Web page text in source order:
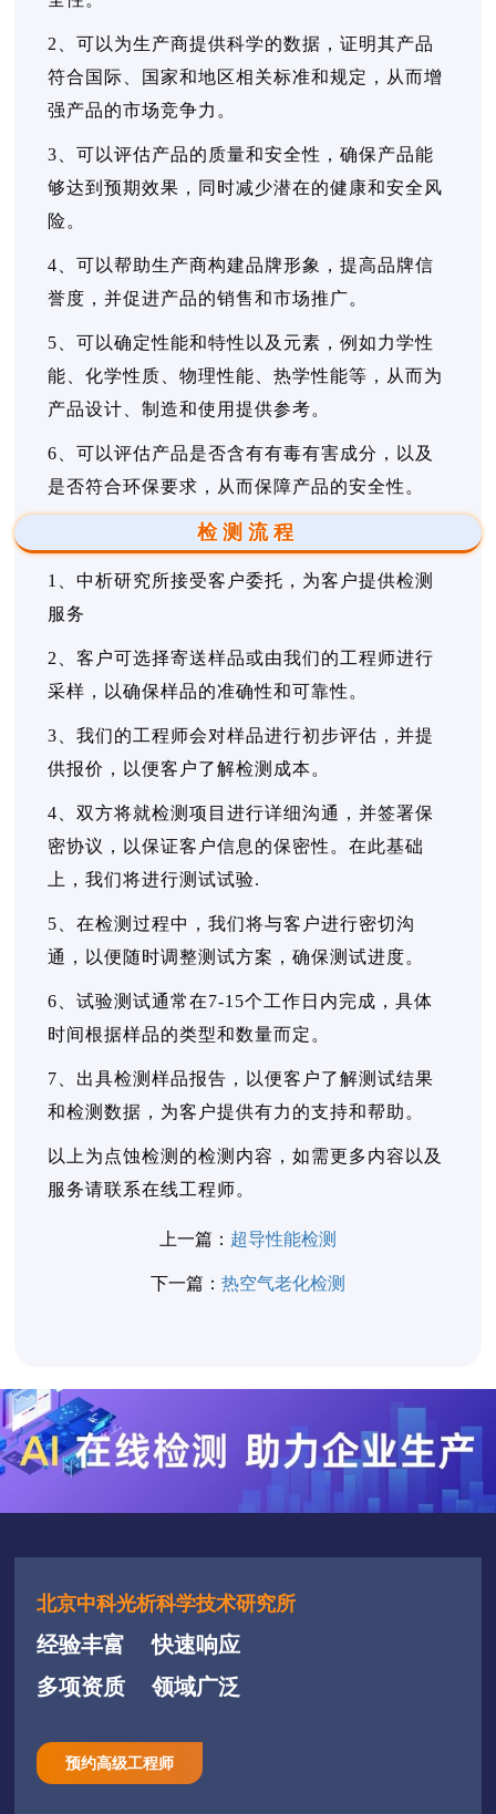
2、可以为生产商提供科学的数据，证明其产品
符合国际、国家和地区相关标准和规定，从而增
强产品的市场竞争力。
3、可以评估产品的质量和安全性，确保产品能
够达到预期效果，同时减少潜在的健康和安全风
险。
4、可以帮助生产商构建品牌形象，提高品牌信
誉度，并促进产品的销售和市场推广。
5、可以确定性能和特性以及元素，例如力学性
能、化学性质、物理性能、热学性能等，从而为
产品设计、制造和使用提供参考。
6、可以评估产品是否含有有毒有害成分，以及
是否符合环保要求，从而保障产品的安全性。
检测流程
1、中析研究所接受客户委托，为客户提供检测
服务
2、客户可选择寄送样品或由我们的工程师进行
采样，以确保样品的准确性和可靠性。
3、我们的工程师会对样品进行初步评估，并提
供报价，以便客户了解检测成本。
4、双方将就检测项目进行详细沟通，并签署保
密协议，以保证客户信息的保密性。在此基础
上，我们将进行测试试验.
5、在检测过程中，我们将与客户进行密切沟
通，以便随时调整测试方案，确保测试进度。
6、试验测试通常在7-15个工作日内完成，具体
时间根据样品的类型和数量而定。
7、出具检测样品报告，以便客户了解测试结果
和检测数据，为客户提供有力的支持和帮助。
以上为点蚀检测的检测内容，如需更多内容以及
服务请联系在线工程师。
上一篇： 超导性能检测
下一篇： 热空气老化检测
北京中科光析科学技术研究所
经验丰富
快速响应
多项资质
领域广泛
预约高级工程师